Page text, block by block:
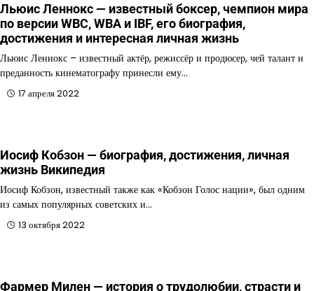
Льюис Леннокс — известный боксер, чемпион мира
по версии WBC, WBA и IBF, его биография,
достижения и интересная личная жизнь
Льюис Леннокс – известный актёр, режиссёр и продюсер, чей талант и
преданность кинематографу принесли ему…
17 апреля 2022
Иосиф Кобзон — биография, достижения, личная
жизнь Википедия
Иосиф Кобзон, известный также как «Кобзон Голос нации», был одним
из самых популярных советских и…
13 октября 2022
Фармер Милен — история о трудолюбии, страсти и